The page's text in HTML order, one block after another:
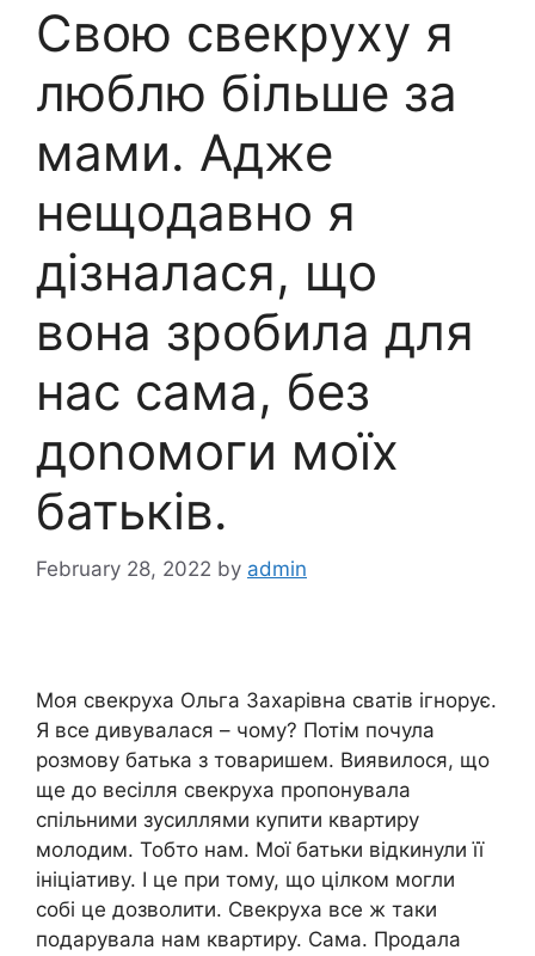
Свою свекруху я
люблю більше за
мами. Адже
нещодавно я
дізналася, що
вона зробила для
нас сама, без
доnомоги моїх
батьків.
February 28, 2022 by admin
Моя свекруха Ольга Захарівна сватів ігнорує.
Я все дивувалася – чому? Потім почула
розмову батька з товаришем. Виявилося, що
ще до весілля свекруха пропонувала
спільними зусиллями купити квартиру
молодим. Тобто нам. Мої батьки відкинули її
ініціативу. І це при тому, що цілком могли
собі це дозволити. Свекруха все ж таки
подарувала нам квартиру. Сама. Продала